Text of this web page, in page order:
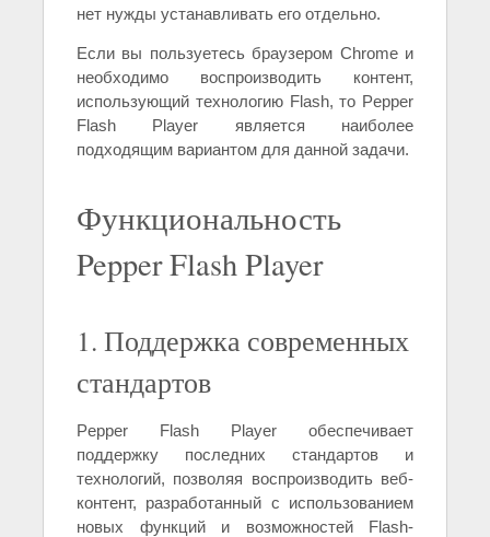
нет нужды устанавливать его отдельно.
Если вы пользуетесь браузером Chrome и
необходимо воспроизводить контент,
использующий технологию Flash, то Pepper
Flash Player является наиболее
подходящим вариантом для данной задачи.
Функциональность
Pepper Flash Player
1. Поддержка современных
стандартов
Pepper Flash Player обеспечивает
поддержку последних стандартов и
технологий, позволяя воспроизводить веб-
контент, разработанный с использованием
новых функций и возможностей Flash-